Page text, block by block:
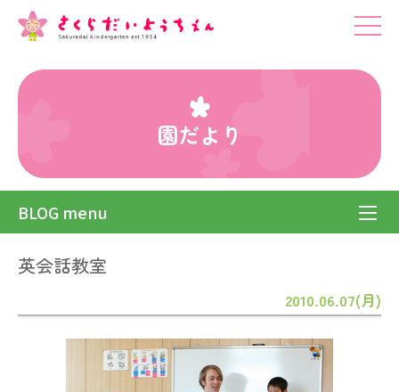
園だより
BLOG menu
英会話教室
2010.06.07(月)